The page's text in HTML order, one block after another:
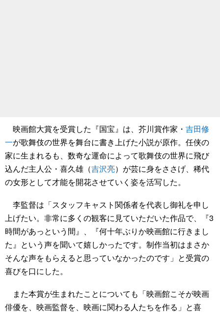
映画館大賞を受賞した『国宝』は、芥川賞作家・ 吉田修
一が歌舞伎の世界を舞台に書き上げた小説が原作。任侠の
家に生まれるも、数奇な運命によって歌舞伎の世界に飛び
込んだ主人公・喜久雄（吉沢亮）が芸に身をささげ、稀代
の女形として才能を開花させていく姿を活写した。
李監督は「スタッフキャスト関係者を代表し御礼を申し
上げたい。非常に多くの観客に見ていただいた作品で、『3
時間があっという間』、『何十年ぶりか映画館に行きまし
た』という声を聞いて嬉しかったです。制作当初はまさか
そんな声をもらえると思っていなかったのです」と受賞の
喜びを口にした。
また本賞が生まれたことについても「映画館こそが映画
俳優を、映画監督を、映画に関わる人たちを作る」と喜